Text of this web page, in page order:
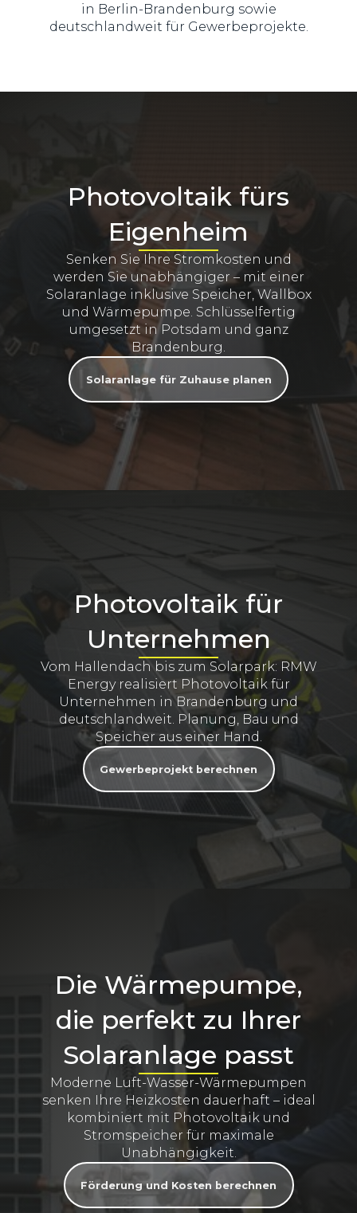
in Berlin-Brandenburg sowie
deutschlandweit für Gewerbeprojekte.
Photovoltaik fürs
Eigenheim
Senken Sie Ihre Stromkosten und
werden Sie unabhängiger – mit einer
Solaranlage inklusive Speicher, Wallbox
und Wärmepumpe. Schlüsselfertig
umgesetzt in Potsdam und ganz
Brandenburg.
Solaranlage für Zuhause planen
Photovoltaik für
Unternehmen
Vom Hallendach bis zum Solarpark: RMW
Energy realisiert Photovoltaik für
Unternehmen in Brandenburg und
deutschlandweit. Planung, Bau und
Speicher aus einer Hand.
Gewerbeprojekt berechnen
Die Wärmepumpe,
die perfekt zu Ihrer
Solaranlage passt
Moderne Luft-Wasser-Wärmepumpen
senken Ihre Heizkosten dauerhaft – ideal
kombiniert mit Photovoltaik und
Stromspeicher für maximale
Unabhängigkeit.
Förderung und Kosten berechnen